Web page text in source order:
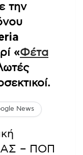
την
«Φέτα
News
– ΠΟΠ